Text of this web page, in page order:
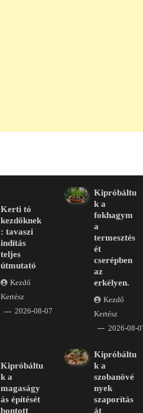
Kerti tó
kezdőknek
: tavaszi
indítás
teljes
útmutató
Kezdő
Kertész
2026-08-07
Kipróbáltu
k a
fokhagym
a
termesztés
ét
cserépben
az
erkélyen.
Kezdő
Kertész
2026-08-
Kipróbáltu
k a
magaságy
ás építését
bontott
Kipróbáltu
k a
szobanövé
nyek
szaporítás
át